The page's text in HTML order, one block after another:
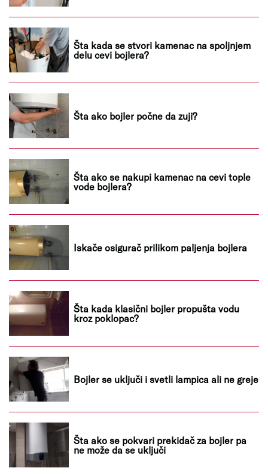
Šta kada se stvori kamenac na spoljnjem
delu cevi bojlera?
Šta ako bojler počne da zuji?
Šta ako se nakupi kamenac na cevi tople
vode bojlera?
Iskače osigurač prilikom paljenja bojlera
Šta kada klasični bojler propušta vodu
kroz poklopac?
Bojler se uključi i svetli lampica ali ne greje
Šta ako se pokvari prekidač za bojler pa
ne može da se uključi